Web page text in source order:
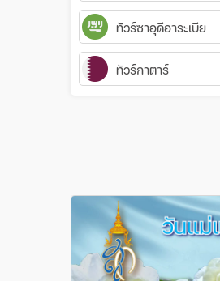
ทัวร์ซาอุดีอาระเบีย
ทัวร์กาตาร์